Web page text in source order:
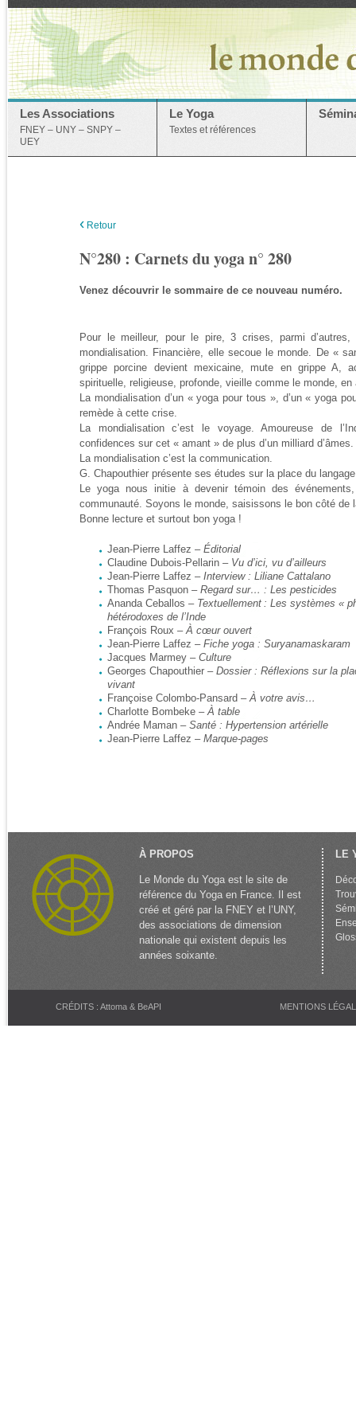
Les Associations
FNEY – UNY – SNPY –
UEY
Le Yoga
Textes et références
‹ Retour
N°280 : Carnets du yoga n° 280
Venez découvrir le sommaire de ce nouveau numéro.
Pour le meilleur, pour le pire, 3 crises, parmi
mondialisation. Financière, elle secoue le monde. De «
grippe porcine devient mexicaine, mute en grippe A,
spirituelle, religieuse, profonde, vieille comme le monde,
La mondialisation d’un « yoga pour tous », d’un « yoga
remède à cette crise.
La mondialisation c’est le voyage. Amoureuse de
confidences sur cet « amant » de plus d’un milliard d’âmes.
La mondialisation c’est la communication.
G. Chapouthier présente ses études sur la place du
Le yoga nous initie à devenir témoin des
communauté. Soyons le monde, saisissons le bon côté de
Bonne lecture et surtout bon yoga !
Jean-Pierre Laffez – Éditorial
Claudine Dubois-Pellarin – Vu d’ici, vu d’ailleurs
Jean-Pierre Laffez –Interview : Liliane Cattalano
Thomas Pasquon – Regard sur… : Les pesticides
Ananda Ceballos – Textuellement : Les systèmes «
hétérodoxes de l’Inde
François Roux –À cœur ouvert
Jean-Pierre Laffez – Fiche yoga : Suryanamaskaram
Jacques Marmey – Culture
Georges Chapouthier – Dossier : Réflexions sur la
vivant
Françoise Colombo-Pansard –À votre avis…
Charlotte Bombeke –À table
Andrée Maman – Santé : Hypertension artérielle
Jean-Pierre Laffez – Marque-pages
À PROPOS
Le Monde du Yoga est le site de
référence du Yoga en France. Il est
créé et géré par la FNEY et l’UNY,
des associations de dimension
nationale qui existent depuis les
années soixante.
LE
CRÉDITS : Attoma & BeAPI MENTIONS